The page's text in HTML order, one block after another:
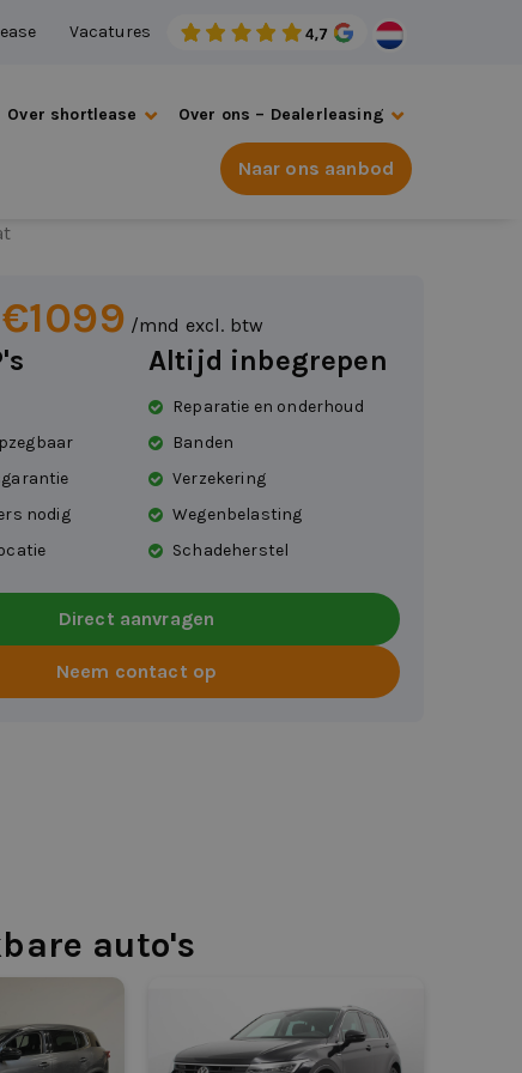
Vacatures
Over shortlease Over ons – Dealerleasing
Naar ons aanbod
/mnd excl. btw
nodig
Altijd inbegrepen
Reparatie en onderhoud
Banden
Verzekering
Wegenbelasting
Schadeherstel
Direct aanvragen
Neem contact op
auto's